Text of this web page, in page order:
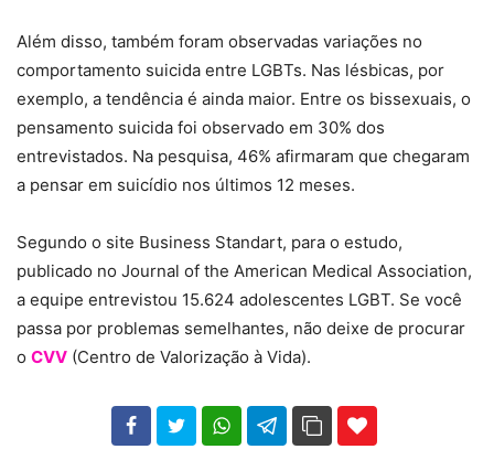
Além disso, também foram observadas variações no
comportamento suicida entre LGBTs. Nas lésbicas, por
exemplo, a tendência é ainda maior. Entre os bissexuais, o
pensamento suicida foi observado em 30% dos
entrevistados. Na pesquisa, 46% afirmaram que chegaram
a pensar em suicídio nos últimos 12 meses.
Segundo o site Business Standart, para o estudo,
publicado no Journal of the American Medical Association,
a equipe entrevistou 15.624 adolescentes LGBT. Se você
passa por problemas semelhantes, não deixe de procurar
o CVV (Centro de Valorização à Vida).
102 35